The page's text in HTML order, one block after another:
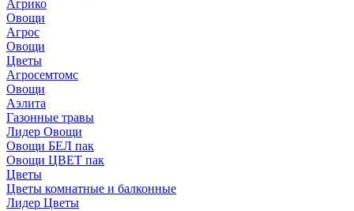
Агрико
Овощи
Агрос
Овощи
Цветы
Агросемтомс
Овощи
Аэлита
Газонные травы
Лидер Овощи
Овощи БЕЛ пак
Овощи ЦВЕТ пак
Цветы
Цветы комнатные и балконные
Лидер Цветы